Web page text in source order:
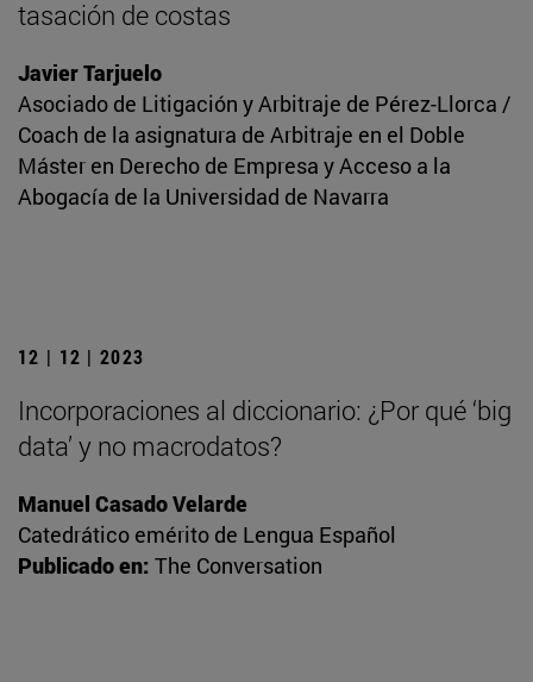
tasación de costas
Javier Tarjuelo
Asociado de Litigación y Arbitraje de Pérez-Llorca /
Coach de la asignatura de Arbitraje en el Doble
Máster en Derecho de Empresa y Acceso a la
Abogacía de la Universidad de Navarra
12 | 12 | 2023
Incorporaciones al diccionario: ¿Por qué ‘big
data’ y no macrodatos?
Manuel Casado Velarde
Catedrático emérito de Lengua Español
Publicado en: The Conversation